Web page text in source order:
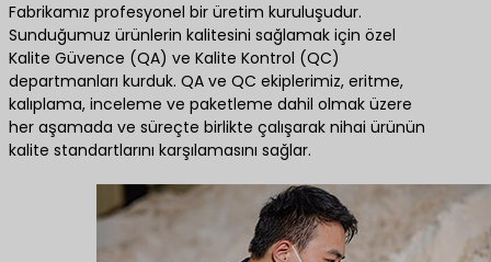
Fabrikamız profesyonel bir üretim kuruluşudur.
Sunduğumuz ürünlerin kalitesini sağlamak için özel
Kalite Güvence (QA) ve Kalite Kontrol (QC)
departmanları kurduk. QA ve QC ekiplerimiz, eritme,
kalıplama, inceleme ve paketleme dahil olmak üzere
her aşamada ve süreçte birlikte çalışarak nihai ürünün
kalite standartlarını karşılamasını sağlar.